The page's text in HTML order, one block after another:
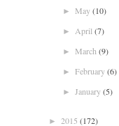
► May(10)
► April (7)
► March (9)
► February(6)
► January(5)
► 2015 (172)